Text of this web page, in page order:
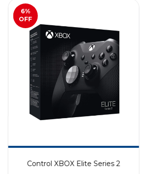
6%
OFF
Control XBOX Elite Series 2